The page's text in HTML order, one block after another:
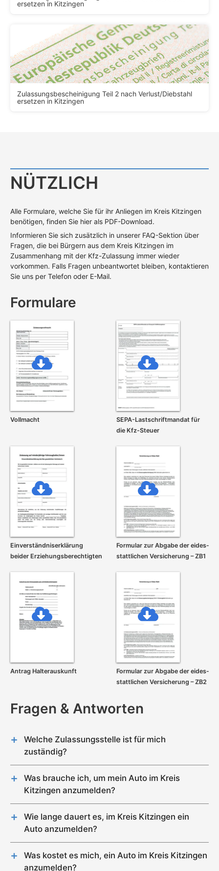
ersetzen in Kitzingen
Zulassungsbescheinigung Teil 2 nach Verlust/Diebstahl
ersetzen in Kitzingen
NÜTZLICH
Alle Formulare, welche Sie für ihr Anliegen im Kreis Kitzingen
benötigen, finden Sie hier als PDF-Download.
Informieren Sie sich zusätzlich in unserer FAQ-Sektion über
Fragen, die bei Bürgern aus dem Kreis Kitzingen im
Zusammenhang mit der Kfz-Zulassung immer wieder
vorkommen. Falls Fragen unbeantwortet bleiben, kontaktieren
Sie uns per Telefon oder E-Mail.
Formulare
Vollmacht
SEPA-Lastschrift­mandat für
die Kfz-Steuer
Einverständnis­erklärung
beider Erziehungs­berechtigten
Formular zur Abgabe der eides­
stattlichen Versicherung – ZB1
Antrag Halterauskunft
Formular zur Abgabe der eides­
stattlichen Versicherung – ZB2
Fragen & Antworten
Welche Zulassungsstelle ist für mich
zuständig?
Im Kreis Kitzingen gibt es genau 1 Zulassungsstelle
(Kitzingen).
Was brauche ich, um mein Auto im Kreis
Kitzingen anzumelden?
Für die Zulassung eines Gebrauchtwagens im
Kreis Kitzingen wird Folgendes benötigt:
Nummernschild mit Wunschkennzeichen-
Reservierung
Fahrzeug (Auto, Motorrad etc.)
erforderliche Unterlagen
Wie lange dauert es, im Kreis Kitzingen ein
Auto anzumelden?
Was kostet es mich, ein Auto im Kreis Kitzingen
anzumelden?